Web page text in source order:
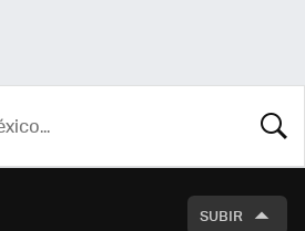
SUBIR